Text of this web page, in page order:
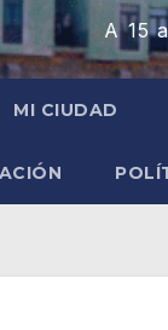
A 15
MI CIUDAD